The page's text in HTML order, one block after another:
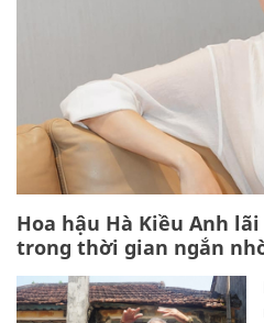
Hoa hậu Hà Kiều Anh
trong thời gian ngắn